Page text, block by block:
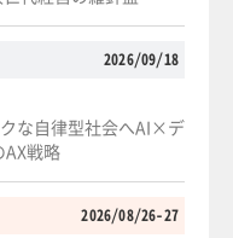
2026/09/18
な自律型社会へAI×デ
戦略
2026/08/26-27